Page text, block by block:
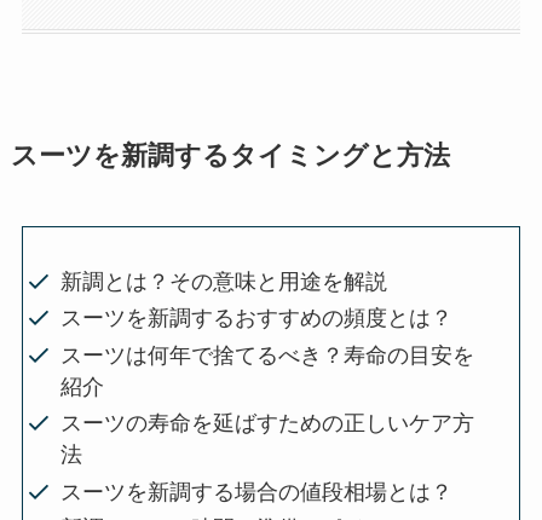
スーツを新調するタイミングと方法
新調とは？その意味と用途を解説
スーツを新調するおすすめの頻度とは？
スーツは何年で捨てるべき？寿命の目安を
紹介
スーツの寿命を延ばすための正しいケア方
法
スーツを新調する場合の値段相場とは？